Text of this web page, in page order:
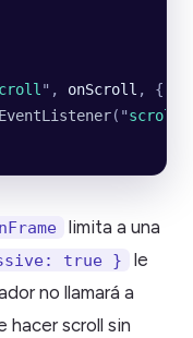
" , onScroll , {
( "scroll
limita a una
true }
le
no llamará a
hacer scroll sin